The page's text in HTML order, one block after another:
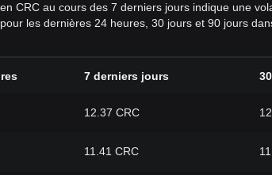
CRC au cours des 7 derniers jours indique une
les dernières 24 heures, 30 jours et 90 jours
7 derniers jours
12.37 CRC
11.41 CRC